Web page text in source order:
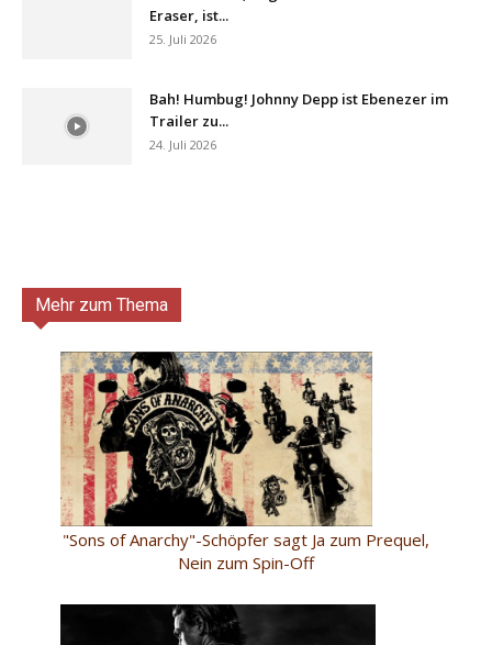
Eraser, ist...
25. Juli 2026
Bah! Humbug! Johnny Depp ist Ebenezer im
Trailer zu...
24. Juli 2026
Mehr zum Thema
"Sons of Anarchy"-Schöpfer sagt Ja zum Prequel,
Nein zum Spin-Off